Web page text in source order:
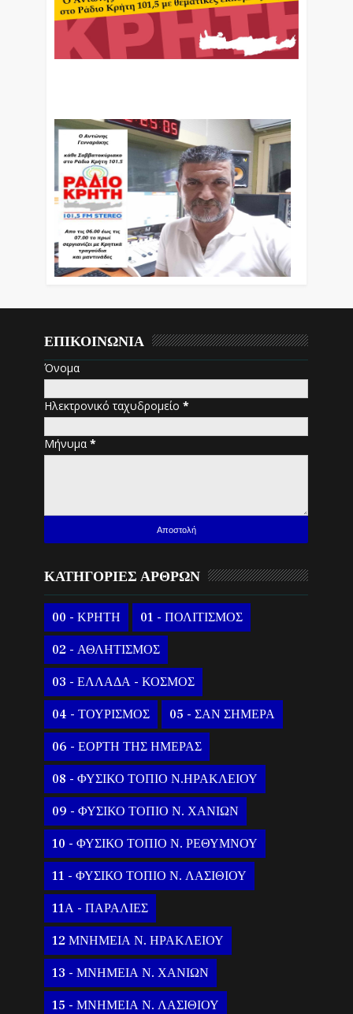
ΕΠΙΚΟΙΝΩΝΙΑ
Όνομα
Ηλεκτρονικό ταχυδρομείο*
Μήνυμα*
ΚΑΤΗΓΟΡΙΕΣ ΑΡΘΡΩΝ
00 - ΚΡΗΤΗ 01 - ΠΟΛΙΤΙΣΜΟΣ
02 - ΑΘΛΗΤΙΣΜΟΣ
03 - ΕΛΛΑΔΑ - ΚΟΣΜΟΣ
04 - ΤΟΥΡΙΣΜΟΣ 05 - ΣΑΝ ΣΗΜΕΡΑ
06 - ΕΟΡΤΗ ΤΗΣ ΗΜΕΡΑΣ
08 - ΦΥΣΙΚΟ ΤΟΠΙΟ Ν.ΗΡΑΚΛΕΙΟΥ
09 - ΦΥΣΙΚΟ ΤΟΠΙΟ Ν. ΧΑΝΙΩΝ
10 - ΦΥΣΙΚΟ ΤΟΠΙΟ Ν. ΡΕΘΥΜΝΟΥ
11 - ΦΥΣΙΚΟ ΤΟΠΙΟ Ν. ΛΑΣΙΘΙΟΥ
11Α - ΠΑΡΑΛΙΕΣ
12 ΜΝΗΜΕΙΑ Ν. ΗΡΑΚΛΕΙΟΥ
13 - ΜΝΗΜΕΙΑ Ν. ΧΑΝΙΩΝ
15 - ΜΝΗΜΕΙΑ Ν. ΛΑΣΙΘΙΟΥ